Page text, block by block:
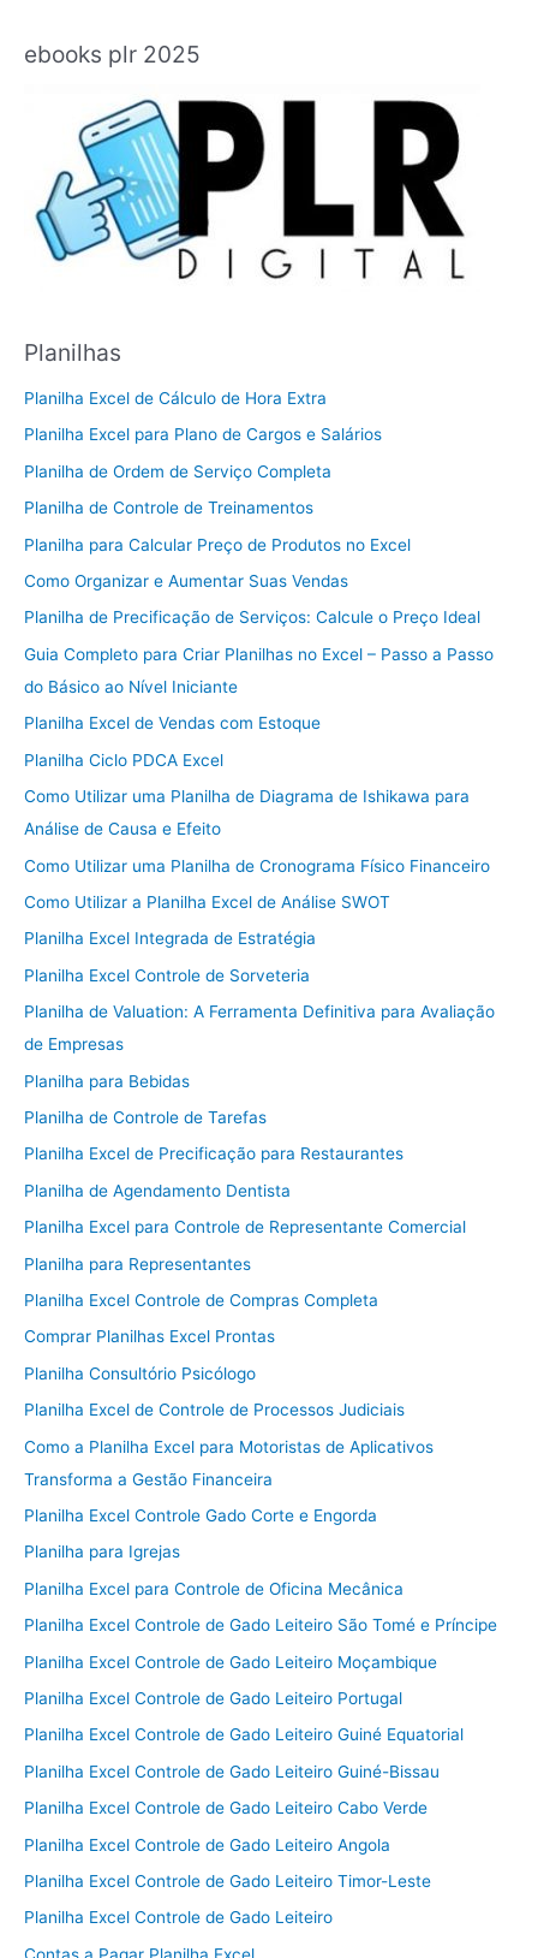
ebooks plr 2025
Planilhas
Planilha Excel de Cálculo de Hora Extra
Planilha Excel para Plano de Cargos e Salários
Planilha de Ordem de Serviço Completa
Planilha de Controle de Treinamentos
Planilha para Calcular Preço de Produtos no Excel
Como Organizar e Aumentar Suas Vendas
Planilha de Precificação de Serviços: Calcule o Preço Ideal
Guia Completo para Criar Planilhas no Excel – Passo a Passo
do Básico ao Nível Iniciante
Planilha Excel de Vendas com Estoque
Planilha Ciclo PDCA Excel
Como Utilizar uma Planilha de Diagrama de Ishikawa para
Análise de Causa e Efeito
Como Utilizar uma Planilha de Cronograma Físico Financeiro
Como Utilizar a Planilha Excel de Análise SWOT
Planilha Excel Integrada de Estratégia
Planilha Excel Controle de Sorveteria
Planilha de Valuation: A Ferramenta Definitiva para Avaliação
de Empresas
Planilha para Bebidas
Planilha de Controle de Tarefas
Planilha Excel de Precificação para Restaurantes
Planilha de Agendamento Dentista
Planilha Excel para Controle de Representante Comercial
Planilha para Representantes
Planilha Excel Controle de Compras Completa
Comprar Planilhas Excel Prontas
Planilha Consultório Psicólogo
Planilha Excel de Controle de Processos Judiciais
Como a Planilha Excel para Motoristas de Aplicativos
Transforma a Gestão Financeira
Planilha Excel Controle Gado Corte e Engorda
Planilha para Igrejas
Planilha Excel para Controle de Oficina Mecânica
Planilha Excel Controle de Gado Leiteiro São Tomé e Príncipe
Planilha Excel Controle de Gado Leiteiro Moçambique
Planilha Excel Controle de Gado Leiteiro Portugal
Planilha Excel Controle de Gado Leiteiro Guiné Equatorial
Planilha Excel Controle de Gado Leiteiro Guiné-Bissau
Planilha Excel Controle de Gado Leiteiro Cabo Verde
Planilha Excel Controle de Gado Leiteiro Angola
Planilha Excel Controle de Gado Leiteiro Timor-Leste
Planilha Excel Controle de Gado Leiteiro